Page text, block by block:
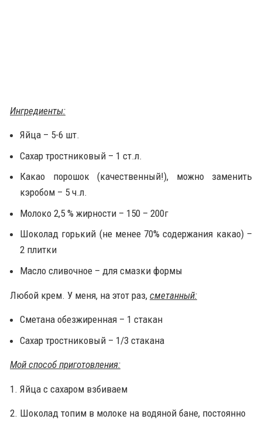
Ингредиенты:
Яйца – 5-6 шт.
Сахар тростниковый – 1 ст.л.
Какао порошок (качественный!), можно заменить
кэробом – 5 ч.л.
Молоко 2,5 % жирности – 150 – 200г
Шоколад горький (не менее 70% содержания какао) –
2 плитки
Масло сливочное – для смазки формы
Любой крем. У меня, на этот раз, сметанный:
Сметана обезжиренная – 1 стакан
Сахар тростниковый – 1/3 стакана
Мой способ приготовления:
1. Яйца с сахаром взбиваем
2. Шоколад топим в молоке на водяной бане, постоянно